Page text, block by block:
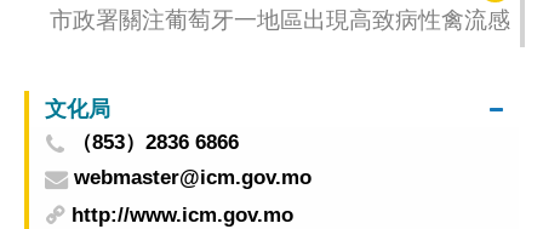
市政署關注葡萄牙一地區出現高致病性禽流感
文化局
（853）2836 6866
webmaster@icm.gov.mo
http://www.icm.gov.mo